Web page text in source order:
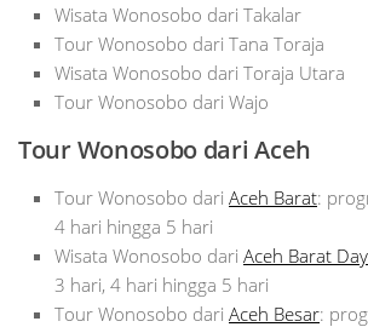
Wisata Wonosobo dari Takalar
Tour Wonosobo dari Tana Toraja
Wisata Wonosobo dari Toraja Utara
Tour Wonosobo dari Wajo
Tour Wonosobo dari Aceh
Tour Wonosobo dari Aceh Barat:
4 hari hingga 5 hari
Wisata Wonosobo dari Aceh Barat
3 hari, 4 hari hingga 5 hari
Tour Wonosobo dari Aceh Besar: